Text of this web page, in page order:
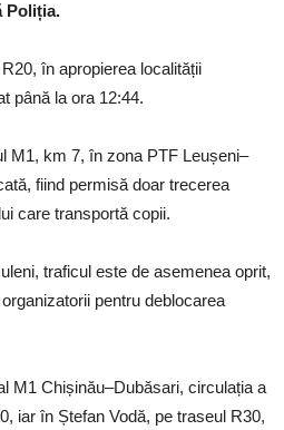
Poliția.
în apropierea localității
până la ora 12:44.
M1, km 7, în zona PTF Leușeni–
fiind permisă doar trecerea
care transportă copii.
traficul este de asemenea oprit,
pentru deblocarea
M1 Chișinău–Dubăsari, circulația a
iar în Ștefan Vodă, pe traseul R30,